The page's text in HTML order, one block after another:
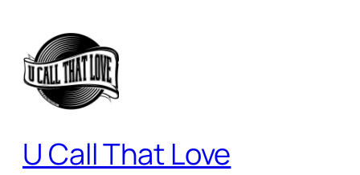
treści
U Call That Love